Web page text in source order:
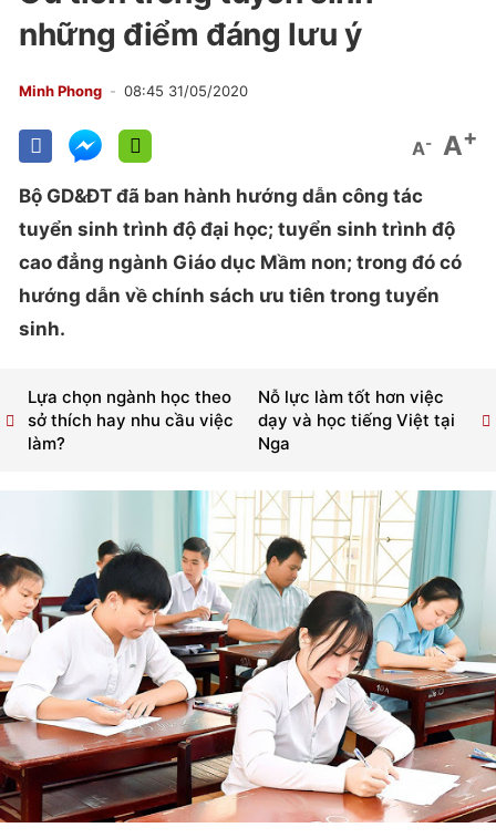
những điểm đáng lưu ý
Minh Phong 08:45 31/05/2020
A- A+
Bộ GD&ĐT đã ban hành hướng dẫn công tác
tuyển sinh trình độ đại học; tuyển sinh trình độ
cao đẳng ngành Giáo dục Mầm non; trong đó có
hướng dẫn về chính sách ưu tiên trong tuyển
sinh.
Nỗ lực làm tốt hơn việc
dạy và học tiếng Việt tại
Nga
Lựa chọn ngành học theo
sở thích hay nhu cầu việc
làm?